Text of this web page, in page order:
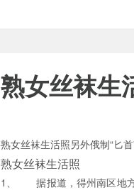
熟女丝袜生
熟女丝袜生活照另外俄制“匕
熟女丝袜生活照
1、 据报道，得州南区地方